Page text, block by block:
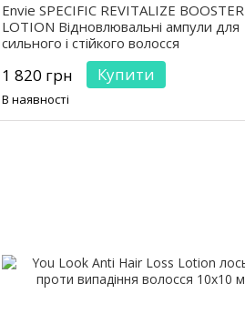
Envie SPECIFIC REVITALIZE BOOSTER
LOTION Відновлювальні ампули для
сильного і стійкого волосся
1 820 грн Купити
В наявності